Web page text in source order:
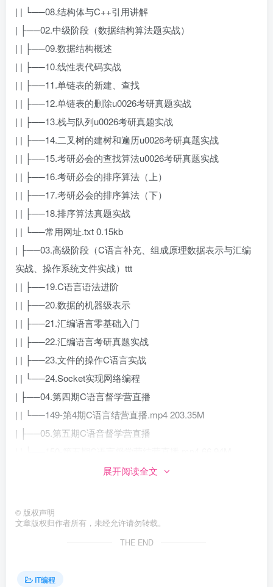
| | └──08.结构体与C++引用讲解
| ├──02.中级阶段（数据结构算法题实战）
| | ├──09.数据结构概述
| | ├──10.线性表代码实战
| | ├──11.单链表的新建、查找
| | ├──12.单链表的删除u0026考研真题实战
| | ├──13.栈与队列u0026考研真题实战
| | ├──14.二叉树的建树和遍历u0026考研真题实战
| | ├──15.考研必会的查找算法u0026考研真题实战
| | ├──16.考研必会的排序算法（上）
| | ├──17.考研必会的排序算法（下）
| | ├──18.排序算法真题实战
| | └──常用网址.txt 0.15kb
| ├──03.高级阶段（C语言补充、组成原理数据表示与汇编
实战、操作系统文件实战）ttt
| | ├──19.C语言语法进阶
| | ├──20.数据的机器级表示
| | ├──21.汇编语言零基础入门
| | ├──22.汇编语言考研真题实战
| | ├──23.文件的操作C语言实战
| | └──24.Socket实现网络编程
| ├──04.第四期C语言督学营直播
| | └──149-第4期C语言结营直播.mp4 203.35M
| ├──05.第五期C语音督学营直播
| ├──06.第六期C语音督学营直播
| ├──07.第七期C语音督学营直播
| | └──152-第7期C语言督学营结营直播 .mp4 119.24M
| ├──08.第八期C语音督学营直播
| └──直播课件
展开阅读全文
© 版权声明
文章版权归作者所有，未经允许请勿转载。
THE END
IT编程